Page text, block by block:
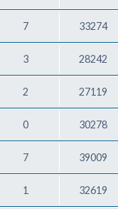
7 33274
3 28242
2 27119
0 30278
7 39009
1 32619